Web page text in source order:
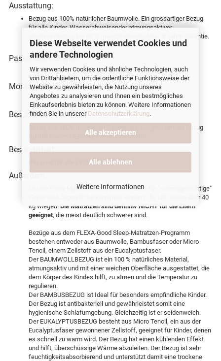
Diese Webseite verwendet Cookies und
andere Technologien
Wir verwenden Cookies und ähnliche Technologien, auch
von Drittanbietern, um die ordentliche Funktionsweise der
Website zu gewährleisten, die Nutzung unseres
Angebotes zu analysieren und Ihnen ein bestmögliches
Einkaufserlebnis bieten zu können. Weitere Informationen
finden Sie in unserer Datenschutzerklärung.
Alle akzeptieren
Alle ablehnen
Weitere Informationen
Ausstattung:
Bezug aus 100% natürlicher Baumwolle. Ein grossartiger Bezug
für alle Kinder. Wasserabweisender atmungsaktiver
Vliesinnenbezug bei 60°C maschinenwaschbar. 5 Jahre Garantie.
OEKO-TEX-STANDARD 100.
Passendes Zubehör:
Bettwäsche
Montageanleitung:
PDF-Montageanleitung zu 83-70475
Beschreibung:
Bezug aus 100% natürlicher Baumwolle. Ein grossartiger Bezug
für alle Kinder. OEKO-TEX-STANDARD 100.
Besonderheit:
Passend für alle 140x190 cm Betten.
Außerdem:
Unsere Flexa-Matratzen sind in erster Linie für "normalgewichtige"
Kinder und Jugendliche konzipiert worden, die idR. selten über 40
kg wiegen. Die Matratzen sind definitiv NICHT für die Eltern
geeignet, die meist deutlich schwerer sind.
Bezüge aus dem FLEXA-Good Sleep-Matratzen-Programm
bestehen entweder aus Baumwolle, Bambusfaser oder Micro
Tencil, einem Zellstoff aus der Eucalyptusfaser.
Der BAUMWOLLBEZUG ist ein 100 % natürliches Material,
atmungsaktiv und mit einer weichen Oberfläche ausgestattet, die
dem Körper des Kindes hilft, zu atmen und die Temperatur zu
regulieren.
Der BAMBUSBEZUG ist Ideal für besonders empfindliche Kinder.
Der Bezug ist antibakteriell und gewährleistet somit eine
hygienische Schlafumgebung. Gleichzeitig ist er seidenweich.
Der EUKALYPTUSBEZUG besteht aus Micro Tencil, ein aus der
Eucalyptusfaser gewonnener Zellstoff, geeignet für Kinder, denen
es schnell zu warm wird. Der Bezug hat einen kühlenden Effekt
und hilft, überschüssige Wärme abzuleiten. Der Bezug ist sehr
feuchtigkeitsabsorbierend und unterstützt damit eine trockene